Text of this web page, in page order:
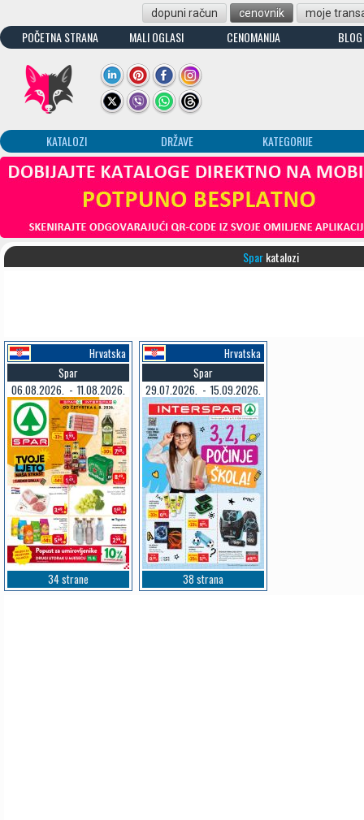
dopuni račun cenovnik moje
POČETNA STRANA MALI OGLASI CENOMANIJA BLOG
KATALOZI DRŽAVE KATEGORIJE
Sparkatalozi
Hrvatska
Spar
06.08.2026. - 11.08.2026.
34 strane
Hrvatska
Spar
29.07.2026. - 15.09.2026.
38 strana